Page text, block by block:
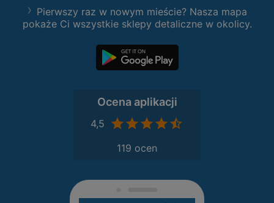
Pierwszy raz w nowym mieście? Nasza mapa
pokaże Ci wszystkie sklepy detaliczne w okolicy.
Ocena aplikacji
4,5
119 ocen